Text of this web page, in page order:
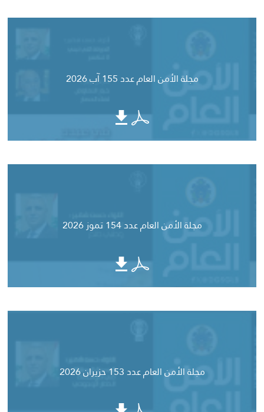
مجلة الأمن العام عدد 155 آب 2026
مجلة الأمن العام عدد 154 تموز 2026
مجلة الأمن العام عدد 153 حزيران 2026